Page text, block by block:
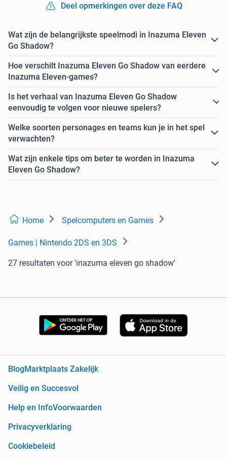
Deel opmerkingen over deze FAQ
Wat zijn de belangrijkste speelmodi in Inazuma Eleven
Go Shadow?
Hoe verschilt Inazuma Eleven Go Shadow van eerdere
Inazuma Eleven-games?
Is het verhaal van Inazuma Eleven Go Shadow
eenvoudig te volgen voor nieuwe spelers?
Welke soorten personages en teams kun je in het spel
verwachten?
Wat zijn enkele tips om beter te worden in Inazuma
Eleven Go Shadow?
Home Spelcomputers en Games
Games | Nintendo 2DS en 3DS
27 resultaten voor 'inazuma eleven go shadow'
BlogMarktplaats Zakelijk
Veilig en Succesvol
Help en InfoVoorwaarden
Privacyverklaring
Cookiebeleid